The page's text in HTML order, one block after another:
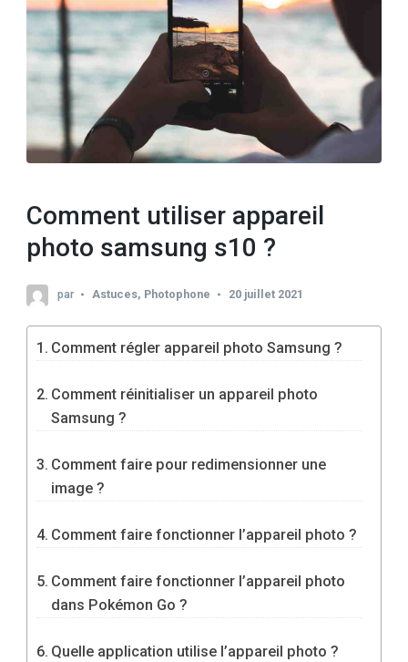
Comment utiliser appareil
photo samsung s10 ?
par Astuces, Photophone 20 juillet 2021
Comment régler appareil photo Samsung ?
Comment réinitialiser un appareil photo
Samsung ?
Comment faire pour redimensionner une
image ?
Comment faire fonctionner l’appareil photo ?
Comment faire fonctionner l’appareil photo
dans Pokémon Go ?
Quelle application utilise l’appareil photo ?